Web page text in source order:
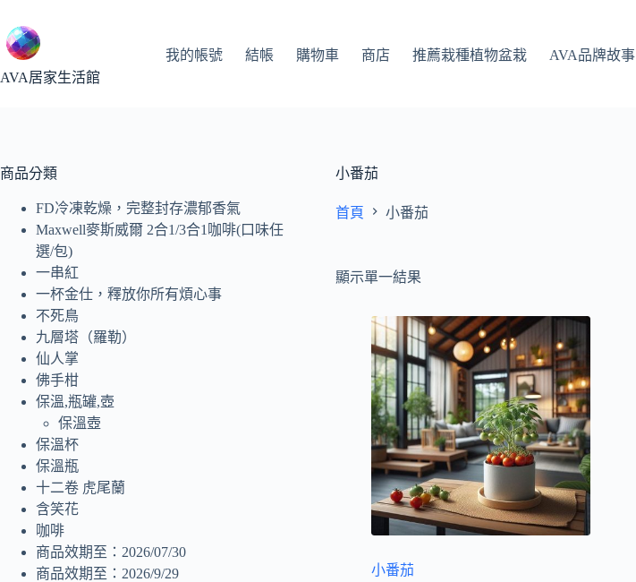
至
主
要
AVA居家生活館
我的帳號 結帳 購物車 商店 推薦栽種植物盆栽 AVA品牌故事
小番茄
首頁 小番茄
顯示單一結果
小番茄
商品分類
FD冷凍乾燥，完整封存濃郁香氣
Maxwell麥斯威爾 2合1/3合1咖啡(口味任
選/包)
一串紅
一杯金仕，釋放你所有煩心事
不死鳥
九層塔（羅勒）
仙人掌
佛手柑
保溫,瓶罐,壺
保溫壺
保溫杯
保溫瓶
十二卷 虎尾蘭
含笑花
咖啡
商品效期至：2026/07/30
商品效期至：2026/9/29